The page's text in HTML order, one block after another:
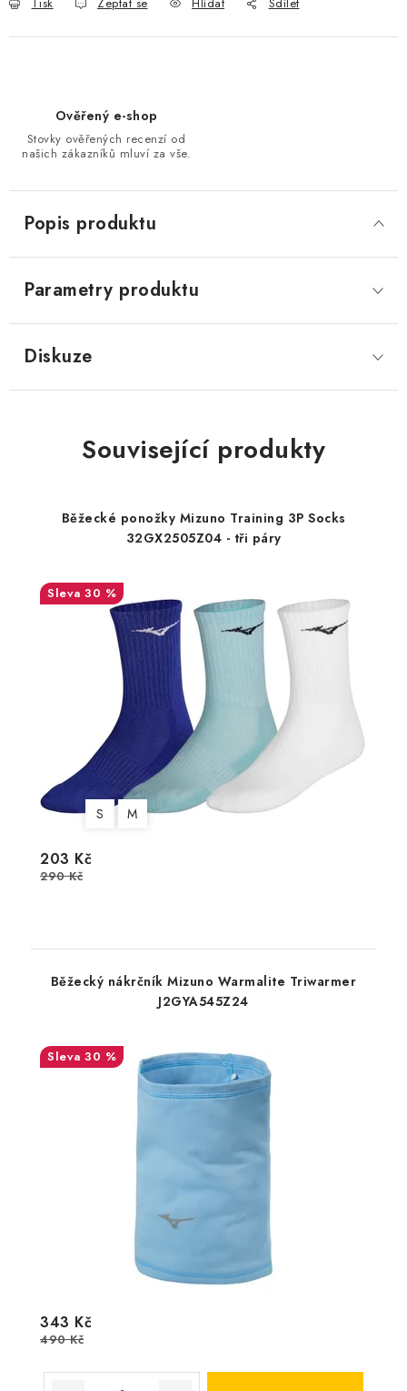
Ověřený e-shop
Stovky ověřených recenzí od
našich zákazníků mluví za vše.
Popis produktu
Parametry produktu
Diskuze
Související produkty
Běžecké ponožky Mizuno Training 3P Socks
32GX2505Z04 - tři páry
30 %
S M
203 Kč
290 Kč
Běžecký nákrčník Mizuno Warmalite Triwarmer
J2GYA545Z24
30 %
343 Kč
490 Kč